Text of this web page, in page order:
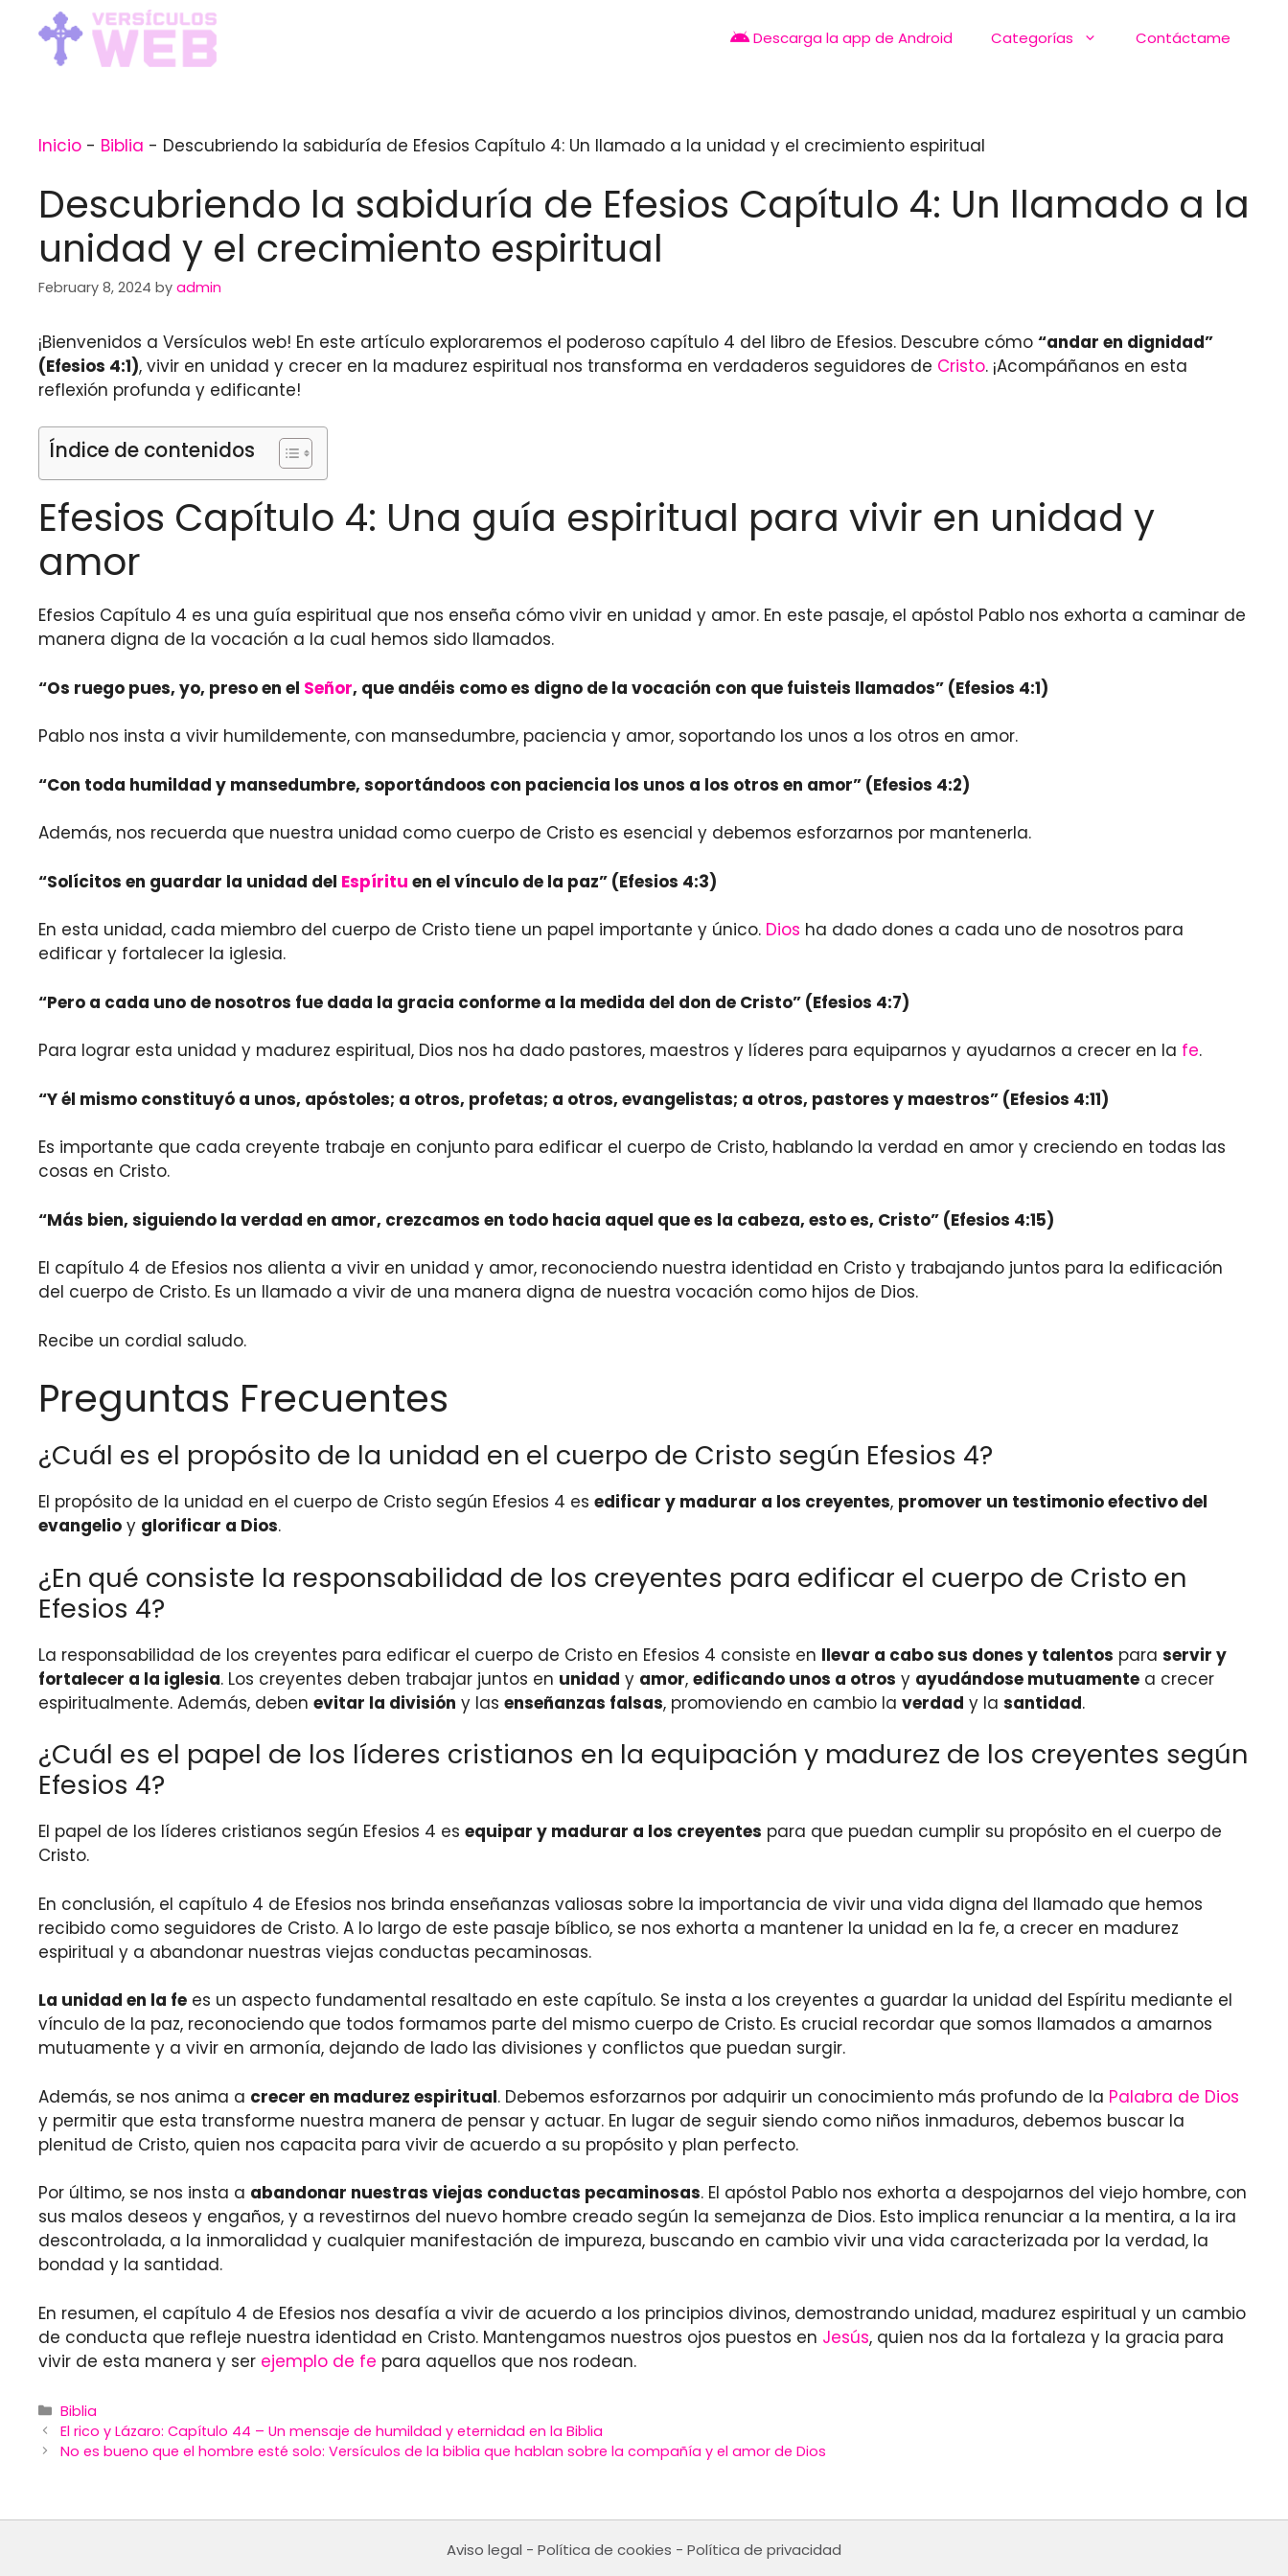
content
Descarga la app de Android Categorías Contáctame
Inicio - Biblia - Descubriendo la sabiduría de Efesios Capítulo 4: Un llamado a la unidad y el crecimiento espiritual
Descubriendo la sabiduría de Efesios Capítulo 4: Un llamado a la
unidad y el crecimiento espiritual
February 8, 2024 by admin
¡Bienvenidos a Versículos web! En este artículo exploraremos el poderoso capítulo 4 del libro de Efesios. Descubre cómo “andar en dignidad”
(Efesios 4:1), vivir en unidad y crecer en la madurez espiritual nos transforma en verdaderos seguidores de Cristo. ¡Acompáñanos en esta
reflexión profunda y edificante!
Índice de contenidos
Efesios Capítulo 4: Una guía espiritual para vivir en unidad y
amor
Efesios Capítulo 4 es una guía espiritual que nos enseña cómo vivir en unidad y amor. En este pasaje, el apóstol Pablo nos exhorta a caminar de
manera digna de la vocación a la cual hemos sido llamados.
“Os ruego pues, yo, preso en el Señor, que andéis como es digno de la vocación con que fuisteis llamados” (Efesios 4:1)
Pablo nos insta a vivir humildemente, con mansedumbre, paciencia y amor, soportando los unos a los otros en amor.
“Con toda humildad y mansedumbre, soportándoos con paciencia los unos a los otros en amor” (Efesios 4:2)
Además, nos recuerda que nuestra unidad como cuerpo de Cristo es esencial y debemos esforzarnos por mantenerla.
“Solícitos en guardar la unidad del Espíritu en el vínculo de la paz” (Efesios 4:3)
En esta unidad, cada miembro del cuerpo de Cristo tiene un papel importante y único. Dios ha dado dones a cada uno de nosotros para
edificar y fortalecer la iglesia.
“Pero a cada uno de nosotros fue dada la gracia conforme a la medida del don de Cristo” (Efesios 4:7)
Para lograr esta unidad y madurez espiritual, Dios nos ha dado pastores, maestros y líderes para equiparnos y ayudarnos a crecer en la fe.
“Y él mismo constituyó a unos, apóstoles; a otros, profetas; a otros, evangelistas; a otros, pastores y maestros” (Efesios 4:11)
Es importante que cada creyente trabaje en conjunto para edificar el cuerpo de Cristo, hablando la verdad en amor y creciendo en todas las
cosas en Cristo.
“Más bien, siguiendo la verdad en amor, crezcamos en todo hacia aquel que es la cabeza, esto es, Cristo” (Efesios 4:15)
El capítulo 4 de Efesios nos alienta a vivir en unidad y amor, reconociendo nuestra identidad en Cristo y trabajando juntos para la edificación
del cuerpo de Cristo. Es un llamado a vivir de una manera digna de nuestra vocación como hijos de Dios.
Recibe un cordial saludo.
Preguntas Frecuentes
¿Cuál es el propósito de la unidad en el cuerpo de Cristo según Efesios 4?
El propósito de la unidad en el cuerpo de Cristo según Efesios 4 es edificar y madurar a los creyentes, promover un testimonio efectivo del
evangelio y glorificar a Dios.
¿En qué consiste la responsabilidad de los creyentes para edificar el cuerpo de Cristo en
Efesios 4?
La responsabilidad de los creyentes para edificar el cuerpo de Cristo en Efesios 4 consiste en llevar a cabo sus dones y talentos para servir y
fortalecer a la iglesia. Los creyentes deben trabajar juntos en unidad y amor, edificando unos a otros y ayudándose mutuamente a crecer
espiritualmente. Además, deben evitar la división y las enseñanzas falsas, promoviendo en cambio la verdad y la santidad.
¿Cuál es el papel de los líderes cristianos en la equipación y madurez de los creyentes según
Efesios 4?
El papel de los líderes cristianos según Efesios 4 es equipar y madurar a los creyentes para que puedan cumplir su propósito en el cuerpo de
Cristo.
En conclusión, el capítulo 4 de Efesios nos brinda enseñanzas valiosas sobre la importancia de vivir una vida digna del llamado que hemos
recibido como seguidores de Cristo. A lo largo de este pasaje bíblico, se nos exhorta a mantener la unidad en la fe, a crecer en madurez
espiritual y a abandonar nuestras viejas conductas pecaminosas.
La unidad en la fe es un aspecto fundamental resaltado en este capítulo. Se insta a los creyentes a guardar la unidad del Espíritu mediante el
vínculo de la paz, reconociendo que todos formamos parte del mismo cuerpo de Cristo. Es crucial recordar que somos llamados a amarnos
mutuamente y a vivir en armonía, dejando de lado las divisiones y conflictos que puedan surgir.
Además, se nos anima a crecer en madurez espiritual. Debemos esforzarnos por adquirir un conocimiento más profundo de la Palabra de Dios
y permitir que esta transforme nuestra manera de pensar y actuar. En lugar de seguir siendo como niños inmaduros, debemos buscar la
plenitud de Cristo, quien nos capacita para vivir de acuerdo a su propósito y plan perfecto.
Por último, se nos insta a abandonar nuestras viejas conductas pecaminosas. El apóstol Pablo nos exhorta a despojarnos del viejo hombre, con
sus malos deseos y engaños, y a revestirnos del nuevo hombre creado según la semejanza de Dios. Esto implica renunciar a la mentira, a la ira
descontrolada, a la inmoralidad y cualquier manifestación de impureza, buscando en cambio vivir una vida caracterizada por la verdad, la
bondad y la santidad.
En resumen, el capítulo 4 de Efesios nos desafía a vivir de acuerdo a los principios divinos, demostrando unidad, madurez espiritual y un cambio
de conducta que refleje nuestra identidad en Cristo. Mantengamos nuestros ojos puestos en Jesús, quien nos da la fortaleza y la gracia para
vivir de esta manera y ser ejemplo de fe para aquellos que nos rodean.
Categories
Biblia
El rico y Lázaro: Capítulo 44 – Un mensaje de humildad y eternidad en la Biblia
No es bueno que el hombre esté solo: Versículos de la biblia que hablan sobre la compañía y el amor de Dios
Aviso legal - Política de cookies - Política de privacidad